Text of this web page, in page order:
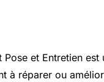
et Entretien
à réparer ou